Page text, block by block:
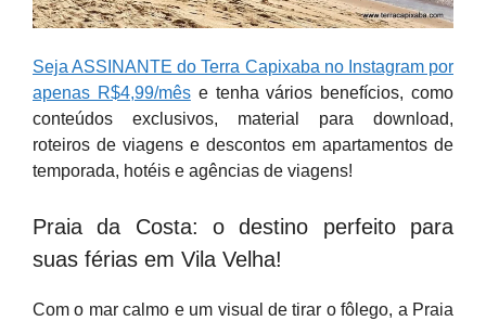
Seja ASSINANTE do Terra Capixaba no Instagram por
apenas R$4,99/mêse tenha vários benefícios, como
conteúdos exclusivos, material para download,
roteiros de viagens e descontos em apartamentos de
temporada, hotéis e agências de viagens!
Praia da Costa: o destino perfeito para
suas férias em Vila Velha!
Com o mar calmo e um visual de tirar o fôlego, a Praia